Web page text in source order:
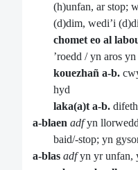
(h)unfan, ar stop;
(d)dim, wedi’i
chomet eo al
’roedd / yn aros
kouezhañ a-b.
hyd
laka(a)t a-b.
a-blaen adfyn
baid/-stop; yn
a-blas adfyn yr unfan,